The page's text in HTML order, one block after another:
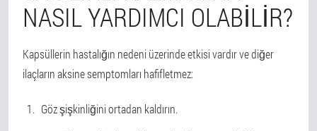
NASIL YARDIMCI OLABILIR?
Kapsüllerin hastalığın nedeni üzerinde etkisi vardır ve diğer
ilaçların aksine semptomları hafifletmez:
Göz şişkinliğini ortadan kaldırın.